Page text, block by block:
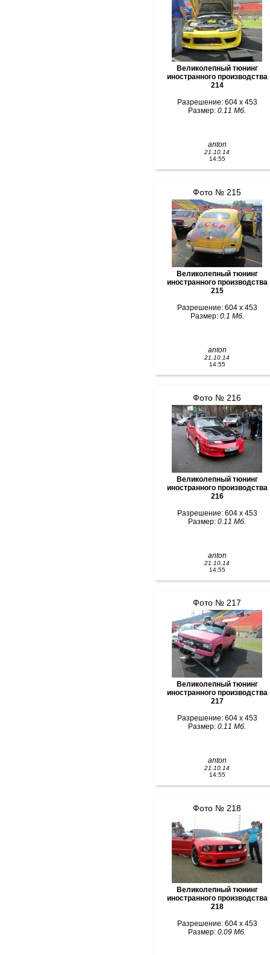
Великолепный тюнинг
иностранного производства
214
Разрешение: 604 x 453
Размер: 0.11 Мб.
anton
21.10.14
14:55
Фото № 215
Великолепный тюнинг
иностранного производства
215
Разрешение: 604 x 453
Размер: 0.1 Мб.
anton
21.10.14
14:55
Фото № 216
Великолепный тюнинг
иностранного производства
216
Разрешение: 604 x 453
Размер: 0.11 Мб.
anton
21.10.14
14:55
Фото № 217
Великолепный тюнинг
иностранного производства
217
Разрешение: 604 x 453
Размер: 0.11 Мб.
anton
21.10.14
14:55
Фото № 218
Великолепный тюнинг
иностранного производства
218
Разрешение: 604 x 453
Размер: 0.09 Мб.